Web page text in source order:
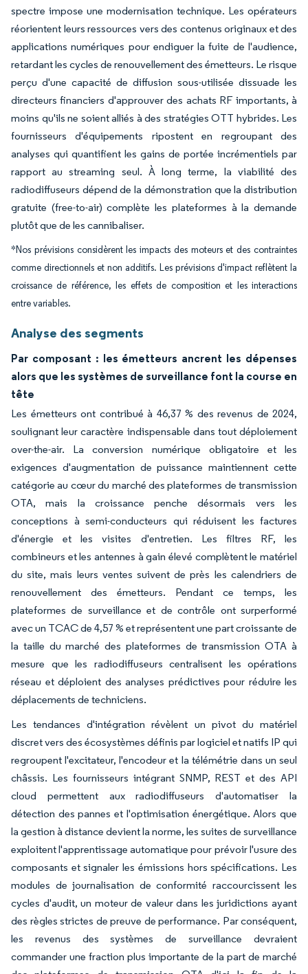
spectre impose une modernisation technique. Les opérateurs
réorientent leurs ressources vers des contenus originaux et des
applications numériques pour endiguer la fuite de l'audience,
retardant les cycles de renouvellement des émetteurs. Le risque
perçu d'une capacité de diffusion sous-utilisée dissuade les
directeurs financiers d'approuver des achats RF importants, à
moins qu'ils ne soient alliés à des stratégies OTT hybrides. Les
fournisseurs d'équipements ripostent en regroupant des
analyses qui quantifient les gains de portée incrémentiels par
rapport au streaming seul. À long terme, la viabilité des
radiodiffuseurs dépend de la démonstration que la distribution
gratuite (free-to-air) complète les plateformes à la demande
plutôt que de les cannibaliser.
*Nos prévisions considèrent les impacts des moteurs et des contraintes
comme directionnels et non additifs. Les prévisions d'impact reflètent la
croissance de référence, les effets de composition et les interactions
entre variables.
Analyse des segments
Par composant : les émetteurs ancrent les dépenses
alors que les systèmes de surveillance font la course en
tête
Les émetteurs ont contribué à 46,37 % des revenus de 2024,
soulignant leur caractère indispensable dans tout déploiement
over-the-air. La conversion numérique obligatoire et les
exigences d'augmentation de puissance maintiennent cette
catégorie au cœur du marché des plateformes de transmission
OTA, mais la croissance penche désormais vers les
conceptions à semi-conducteurs qui réduisent les factures
d'énergie et les visites d'entretien. Les filtres RF, les
combineurs et les antennes à gain élevé complètent le matériel
du site, mais leurs ventes suivent de près les calendriers de
renouvellement des émetteurs. Pendant ce temps, les
plateformes de surveillance et de contrôle ont surperformé
avec un TCAC de 4,57 % et représentent une part croissante de
la taille du marché des plateformes de transmission OTA à
mesure que les radiodiffuseurs centralisent les opérations
réseau et déploient des analyses prédictives pour réduire les
déplacements de techniciens.
Les tendances d'intégration révèlent un pivot du matériel
discret vers des écosystèmes définis par logiciel et natifs IP qui
regroupent l'excitateur, l'encodeur et la télémétrie dans un seul
châssis. Les fournisseurs intégrant SNMP, REST et des API
cloud permettent aux radiodiffuseurs d'automatiser la
détection des pannes et l'optimisation énergétique. Alors que
la gestion à distance devient la norme, les suites de surveillance
exploitent l'apprentissage automatique pour prévoir l'usure des
composants et signaler les émissions hors spécifications. Les
modules de journalisation de conformité raccourcissent les
cycles d'audit, un moteur de valeur dans les juridictions ayant
des règles strictes de preuve de performance. Par conséquent,
les revenus des systèmes de surveillance devraient
commander une fraction plus importante de la part de marché